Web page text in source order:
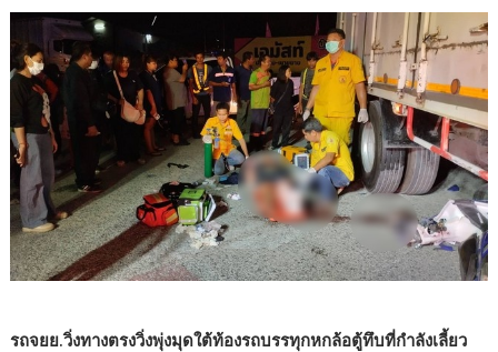
รถจยย.วิ่งทางตรงวิ่งพุ่งมุดใต้ท้องรถบรรทุกหกล้อตู้ทึบที่กำลังเลี้ยว